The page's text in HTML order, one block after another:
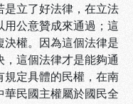
立了好法律，在立法
公意贊成來通過；這
權。因為這個法律是
這個法律才是能夠通
定具體的民權，在南
民國主權屬於國民全